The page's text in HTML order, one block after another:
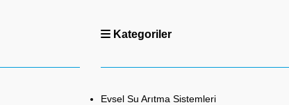
Kategoriler
Evsel Su Arıtma Sistemleri